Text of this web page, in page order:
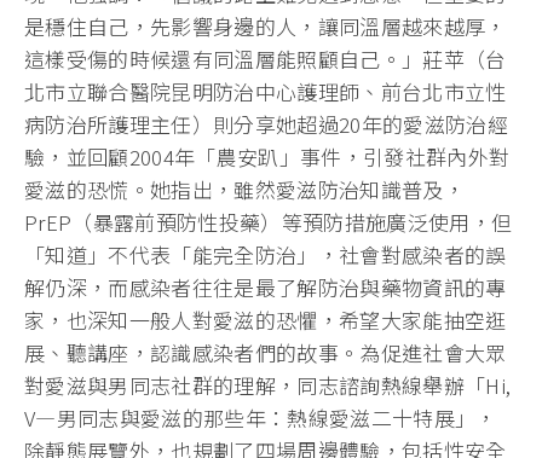
是穩住自己，先影響身邊的人，讓同溫層越來越厚，
這樣受傷的時候還有同溫層能照顧自己。」莊苹（台
北市立聯合醫院昆明防治中心護理師、前台北市立性
病防治所護理主任）則分享她超過20年的愛滋防治經
驗，並回顧2004年「農安趴」事件，引發社群內外對
愛滋的恐慌。她指出，雖然愛滋防治知識普及，
PrEP（暴露前預防性投藥）等預防措施廣泛使用，但
「知道」不代表「能完全防治」，社會對感染者的誤
解仍深，而感染者往往是最了解防治與藥物資訊的專
家，也深知一般人對愛滋的恐懼，希望大家能抽空逛
展、聽講座，認識感染者們的故事。為促進社會大眾
對愛滋與男同志社群的理解，同志諮詢熱線舉辦「Hi,
V—男同志與愛滋的那些年：熱線愛滋二十特展」，
除靜態展覽外，也規劃了四場周邊體驗，包括性安全